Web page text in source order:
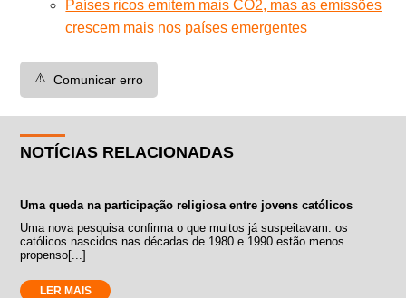
Países ricos emitem mais CO2, mas as emissões
crescem mais nos países emergentes
⚠️ Comunicar erro
NOTÍCIAS RELACIONADAS
Uma queda na participação religiosa entre jovens católicos
Uma nova pesquisa confirma o que muitos já suspeitavam: os
católicos nascidos nas décadas de 1980 e 1990 estão menos
propenso[...]
LER MAIS